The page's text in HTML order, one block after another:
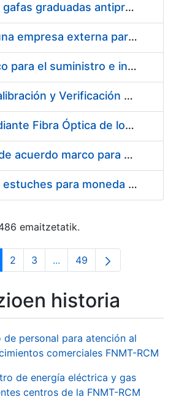
Suministro de gafas graduadas antiproyecciones para los trabajadores de la FNMT-RCM en los centros de trabajo de Madrid y Burgos
Servicios de una empresa externa para el asesoramiento y resolución de los recursos de alzada que se presentan relacionados con procesos de selección para la FNMT-RCM
Acuerdo marco para el suministro e instalación de persianas, estores y otros complementos
Servicio de Calibración y Verificación Externa de los Equipos de Medición del Servicio de Prevención de la FNMT-RCM
Conexión mediante Fibra Óptica de los Centros de Proceso de Datos (CPDs) de las sedes de la FNMT-RCM de Burgos y Madrid
Contratación de acuerdo marco para el Suministro de Material de Electricidad para la Fábrica Nacional de Moneda y Timbre-Real Casa de la Moneda en su centro de trabajo de Burgos
Suministro de estuches para moneda de 30 €
emaitzetatik.
Orrialdea
2 Orrialdea
3 ...Intermediate Pages Use
Orrialdea
49
historia
de personal para atención al
comerciales FNMT-RCM
de energía eléctrica y gas
centros de la FNMT-RCM